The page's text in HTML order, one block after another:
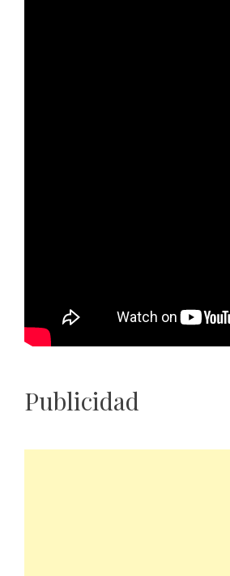
Publicidad